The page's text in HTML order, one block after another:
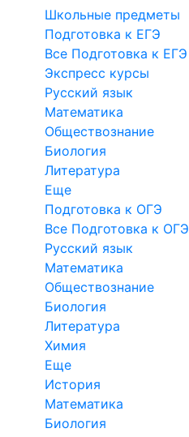
Школьные предметы
Подготовка к ЕГЭ
Все Подготовка к ЕГЭ
Экспресс курсы
Русский язык
Математика
Обществознание
Биология
Литература
Еще
Подготовка к ОГЭ
Все Подготовка к ОГЭ
Русский язык
Математика
Обществознание
Биология
Литература
Химия
Еще
История
Математика
Биология